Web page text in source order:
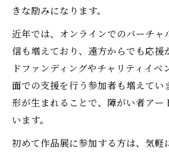
きな励みになります。
近年では、オンラインでのバーチャ
信も増えており、遠方からでも応援
ドファンディングやチャリティイベ
面での支援を行う参加者も増えてい
形が生まれることで、障がい者アー
います。
初めて作品展に参加する方は、気軽